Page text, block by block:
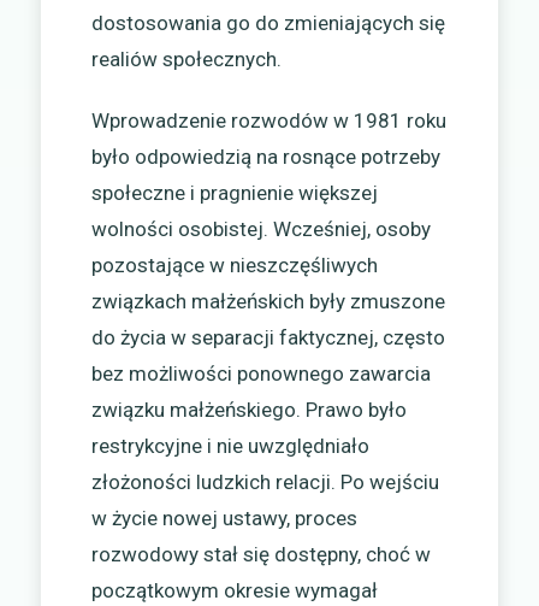
dostosowania go do zmieniających się
realiów społecznych.
Wprowadzenie rozwodów w 1981 roku
było odpowiedzią na rosnące potrzeby
społeczne i pragnienie większej
wolności osobistej. Wcześniej, osoby
pozostające w nieszczęśliwych
związkach małżeńskich były zmuszone
do życia w separacji faktycznej, często
bez możliwości ponownego zawarcia
związku małżeńskiego. Prawo było
restrykcyjne i nie uwzględniało
złożoności ludzkich relacji. Po wejściu
w życie nowej ustawy, proces
rozwodowy stał się dostępny, choć w
początkowym okresie wymagał